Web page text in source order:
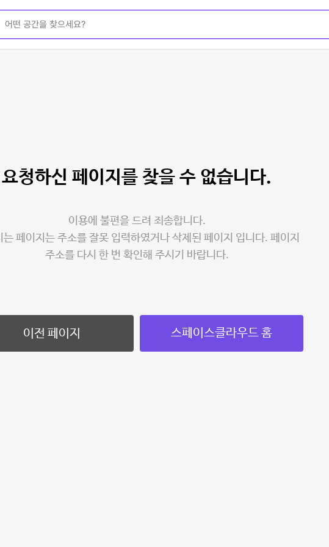
요청하신 페이지를 찾을 수 없습니다.
이용에 불편을 드려 죄송합니다.
는 페이지는 주소를 잘못 입력하였거나 삭제된 페이지 입니다. 페이지
주소를 다시 한 번 확인해 주시기 바랍니다.
이전 페이지 스페이스클라우드 홈